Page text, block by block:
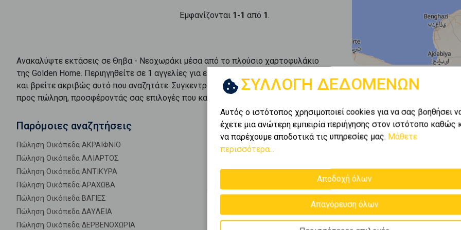
Εμφανίζονται 1-1 από 1
Ανακαλύψτε εκτάσεις σε Θηβα - Νεοχωράκι μέσα από το πλούσιο χαρτοφυλάκιο
της Golden Home. Περιηγηθείτε σε 1 αγγελίες για εκτάσεις
και βρείτε ακριβώς αυτό που αναζητάτε. Συγκεντρώνουμε τις καλύτερες ευκαιρίες
προς πώληση, προσφέροντάς σας επιλογές που καλύπτουν κάθε ανάγκη.
Παρόμοιες αναζητήσεις
Πώληση Οικόπεδα ΑΚΡΑΙΦΝΙΟ
Πώληση Οικόπεδα ΑΛΙΑΡΤΟΣ
Πώληση Οικόπεδα ΑΝΤΙΚΥΡΑ
Πώληση Οικόπεδα ΑΡΑΧΩΒΑ
Πώληση Οικόπεδα ΒΑΓΙΕΣ
Πώληση Οικόπεδα ΔΑΥΛΕΙΑ
Πώληση Οικόπεδα ΔΕΡΒΕΝΟΧΩΡΙΑ
ΣΥΛΛΟΓΗ ΔΕΔΟΜΕΝΩΝ
Αυτός ο ιστότοπος χρησιμοποιεί cookies για να σας βοηθήσει
έχετε μια ανώτερη εμπειρία περιήγησης στον ιστότοπο καθώς
να παρέχουμε αποδοτικά τις υπηρεσίες μας. Μάθετε
περισσότερα...
Αποδοχή όλων
Απαγόρευση όλων